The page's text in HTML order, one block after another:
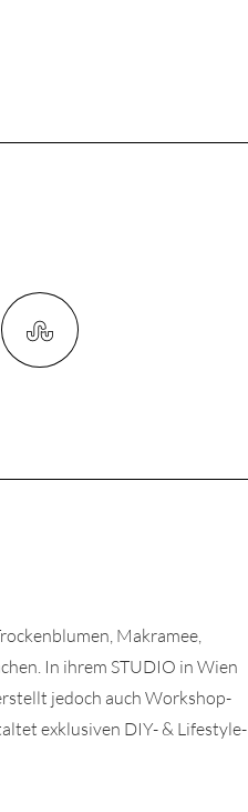
Makramee,
In ihrem STUDIO in Wien
jedoch auch Workshop-
exklusiven DIY- & Lifestyle-